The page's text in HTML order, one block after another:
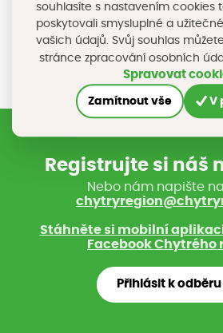
Sdílejte na
Registrujte si náš
Nebo nám napište
Stáhněte si mobilní
Facebook Chytrého
Přihlásit k odběru
souhlasíte s nastavením cookies
poskytovali smysluplné a
vašich údajů. Svůj souhlas
stránce zpracování osobních
Spravovat
Zamítnout vše V